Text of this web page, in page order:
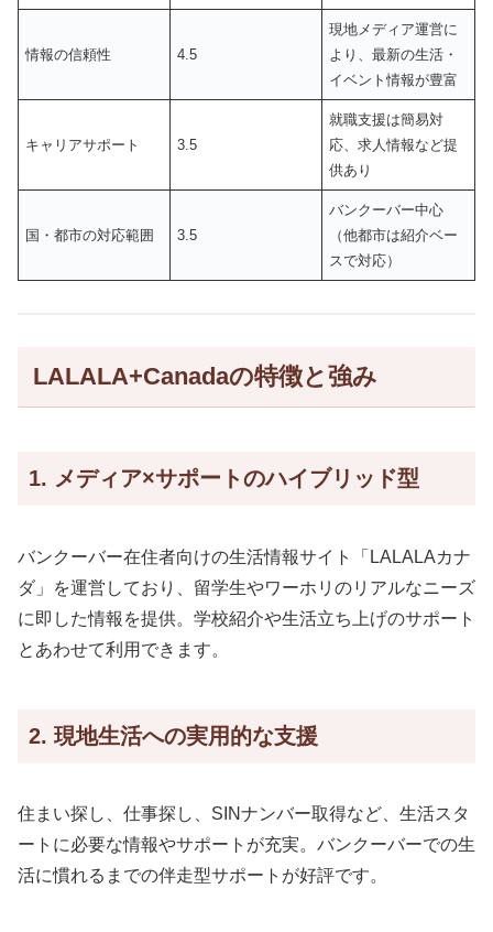
情報の信頼性 4.5
現地メディア運営に
より、最新の生活・
イベント情報が豊富
キャリアサポート 3.5
就職支援は簡易対
応、求人情報など提
供あり
国・都市の対応範囲 3.5
バンクーバー中心
（他都市は紹介ベー
スで対応）
LALALA+Canadaの特徴と強み
1. メディア×サポートのハイブリッド型
バンクーバー在住者向けの生活情報サイト「LALALAカナ
ダ」を運営しており、留学生やワーホリのリアルなニーズ
に即した情報を提供。学校紹介や生活立ち上げのサポート
とあわせて利用できます。
2. 現地生活への実用的な支援
住まい探し、仕事探し、SINナンバー取得など、生活スタ
ートに必要な情報やサポートが充実。バンクーバーでの生
活に慣れるまでの伴走型サポートが好評です。